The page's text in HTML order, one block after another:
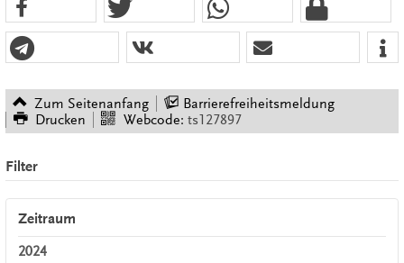
Zum Seitenanfang
Barrierefreiheitsmeldung
Drucken
Webcode: ts127897
Filter
Zeitraum
2024